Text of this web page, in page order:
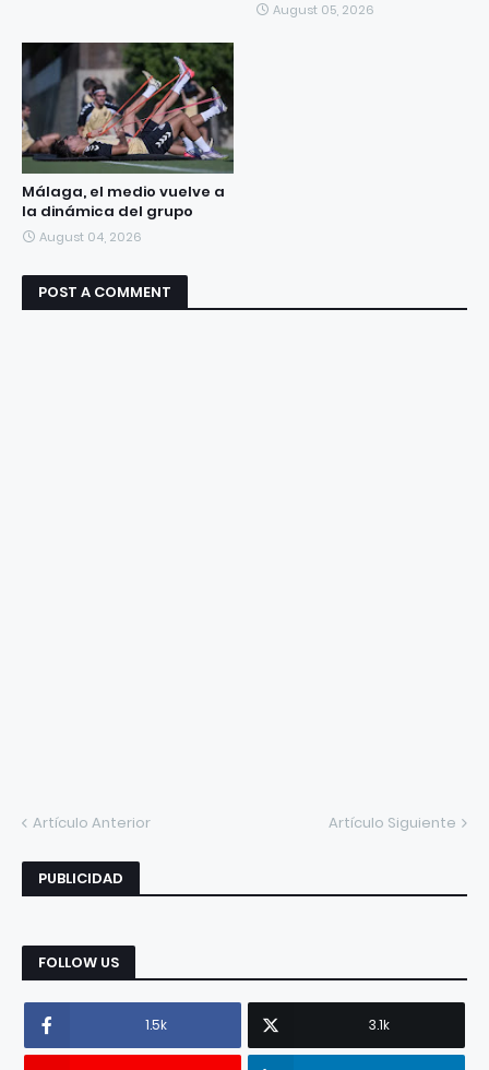
August 05, 2026
Málaga, el medio vuelve a
la dinámica del grupo
August 04, 2026
POST A COMMENT
Artículo Anterior Artículo Siguiente
PUBLICIDAD
FOLLOW US
1.5k 3.1k